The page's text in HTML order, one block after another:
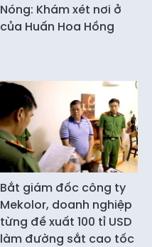
Nóng: Khám xét nơi ở
của Huấn Hoa Hồng
Bắt giám đốc công ty
Mekolor, doanh nghiệp
từng đề xuất 100 tỉ USD
làm đường sắt cao tốc